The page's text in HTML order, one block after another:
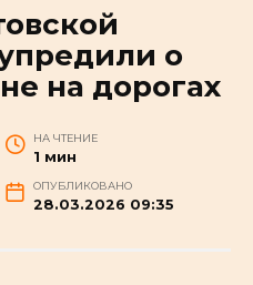
о
на дорогах
НА ЧТЕНИЕ
1 мин
ОПУБЛИКОВАНО
28.03.2026 09:35